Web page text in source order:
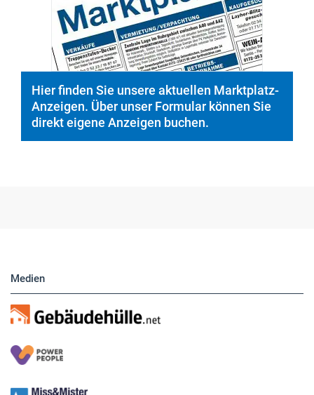
Hier finden Sie unsere aktuellen Marktplatz-
Anzeigen. Über unser Formular können Sie
direkt eigene Anzeigen buchen.
Medien